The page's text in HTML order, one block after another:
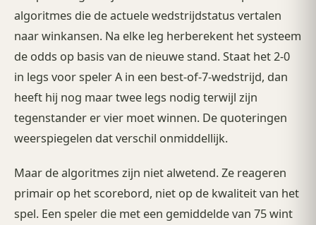
algoritmes die de actuele wedstrijdstatus vertalen
naar winkansen. Na elke leg herberekent het systeem
de odds op basis van de nieuwe stand. Staat het 2-0
in legs voor speler A in een best-of-7-wedstrijd, dan
heeft hij nog maar twee legs nodig terwijl zijn
tegenstander er vier moet winnen. De quoteringen
weerspiegelen dat verschil onmiddellijk.
Maar de algoritmes zijn niet alwetend. Ze reageren
primair op het scorebord, niet op de kwaliteit van het
spel. Een speler die met een gemiddelde van 75 wint